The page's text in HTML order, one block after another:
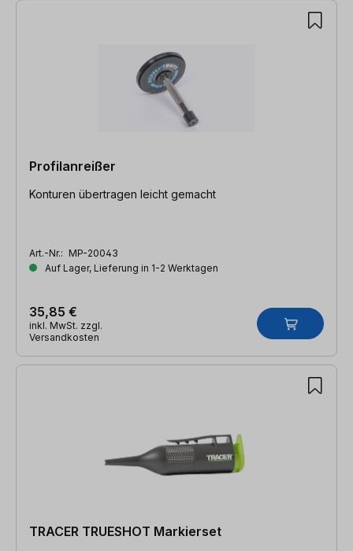
Profilanreißer
Konturen übertragen leicht gemacht
Art.-Nr.: MP-20043
Auf Lager, Lieferung in 1-2 Werktagen
35,85 €
inkl. MwSt. zzgl.
Versandkosten
TRACER TRUESHOT Markierset